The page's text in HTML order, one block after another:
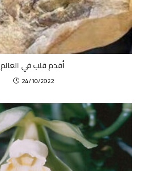
أقدم قلب في العالم
24/10/2022